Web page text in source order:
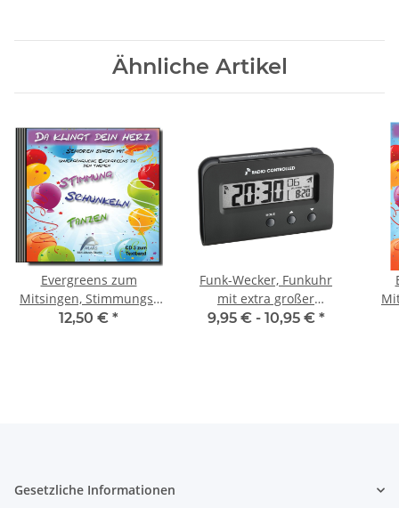
Ähnliche Artikel
Evergreens zum
Mitsingen, Stimmungs-
Lieder für Senioren CD 3
12,50 € *
Funk-Wecker, Funkuhr
mit extra großer
Anzeige, Beleuchtung
9,95 € - 10,95 € *
Gesetzliche Informationen